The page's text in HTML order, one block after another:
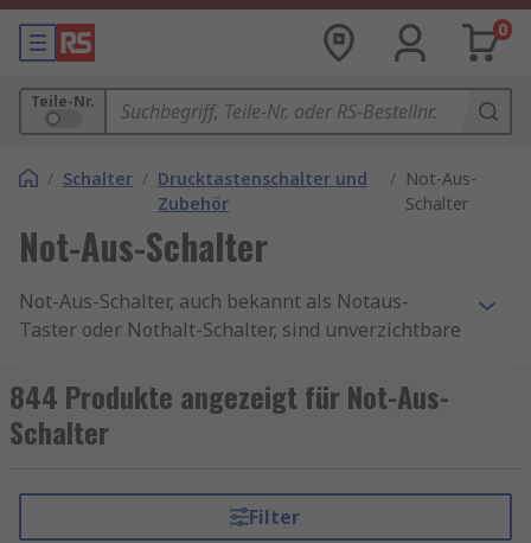
0
Teile-Nr.
/ Schalter / Drucktastenschalter und
Zubehör
/ Not-Aus-
Schalter
Not-Aus-Schalter
Not-Aus-Schalter, auch bekannt als Notaus-
Taster oder Nothalt-Schalter, sind unverzichtbare
und Anlagensteuerungen. Sie ermöglichen das
sofortige, manuelle Abschalten gefährlicher
Prozesse, um Personen und Technik im Ernstfall
industriellen Anwendungen normativ
vorgeschrieben. Bei RS finden Sie eine breite
844 Produkte angezeigt für Not-Aus-
Schalter
Filter